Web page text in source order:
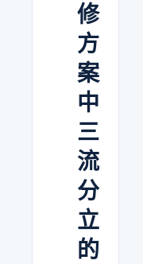
修
方
案
中
三
流
分
立
的